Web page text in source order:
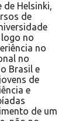
de Helsinki,
de
no
no
no
Brasil e
de
e
de um